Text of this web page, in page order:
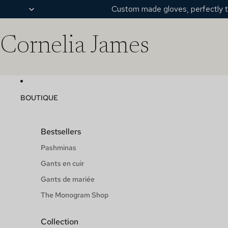
Custom made gloves, perfectly
Cornelia James
BOUTIQUE
Bestsellers
Pashminas
Gants en cuir
Gants de mariée
The Monogram Shop
Collection